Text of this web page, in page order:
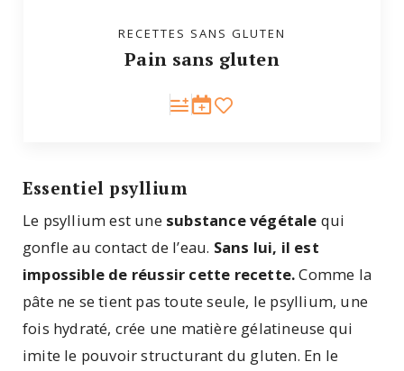
RECETTES SANS GLUTEN
Pain sans gluten
Essentiel psyllium
Le psyllium est une substance végétale qui
gonfle au contact de l’eau. Sans lui, il est
impossible de réussir cette recette.Comme la
pâte ne se tient pas toute seule, le psyllium, une
fois hydraté, crée une matière gélatineuse qui
imite le pouvoir structurant du gluten. En le